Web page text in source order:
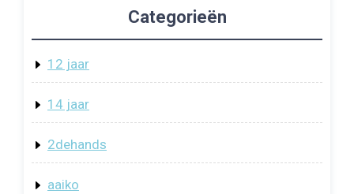
Categorieën
12 jaar
14 jaar
2dehands
aaiko